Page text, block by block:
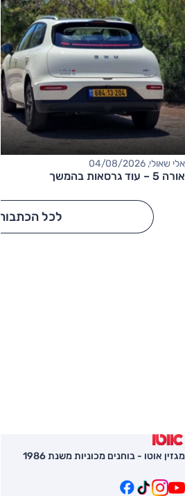
אלי שאולי, 04/08/2026
אורה 5 – עוד גרסאות בהמשך
לכל הכתבות
מגזין אוטו - בוחנים מכוניות משנת 1986